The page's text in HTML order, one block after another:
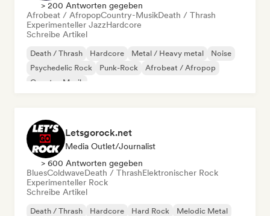
> 200 Antworten gegeben
Afrobeat / AfropopCountry-MusikDeath / Thrash
Experimenteller JazzHardcore
Schreibe Artikel
Death / Thrash Hardcore Metal / Heavy metal
Noise
Psychedelic Rock
Punk-Rock
Afrobeat / Afropop
Country-Musik
Letsgorock.net
Media Outlet/Journalist
> 600 Antworten gegeben
BluesColdwaveDeath / ThrashElektronischer Rock
Experimenteller Rock
Schreibe Artikel
Death / Thrash Hardcore Hard Rock
Melodic Metal